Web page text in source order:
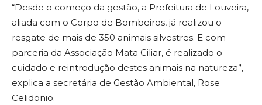
“Desde o começo da gestão, a Prefeitura de Louveira,
aliada com o Corpo de Bombeiros, já realizou o
resgate de mais de 350 animais silvestres. E com
parceria da Associação Mata Ciliar, é realizado o
cuidado e reintrodução destes animais na natureza”,
explica a secretária de Gestão Ambiental, Rose
Celidonio.